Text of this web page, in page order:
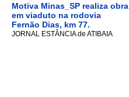
Motiva Minas_SP realiza obra
em viaduto na rodovia
Fernão Dias, km 77.
JORNAL ESTÂNCIA de ATIBAIA